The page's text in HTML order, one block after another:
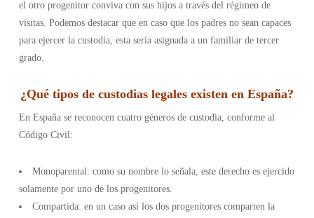
el otro progenitor conviva con sus hijos a través del régimen de
visitas. Podemos destacar que en caso que los padres no sean capaces
para ejercer la custodia, esta sería asignada a un familiar de tercer
grado.
¿Qué tipos de custodias legales existen en España?
En España se reconocen cuatro géneros de custodia, conforme al
Código Civil:
Monoparental: como su nombre lo señala, este derecho es ejercido
solamente por uno de los progenitores.
Compartida: en un caso así los dos progenitores comparten la